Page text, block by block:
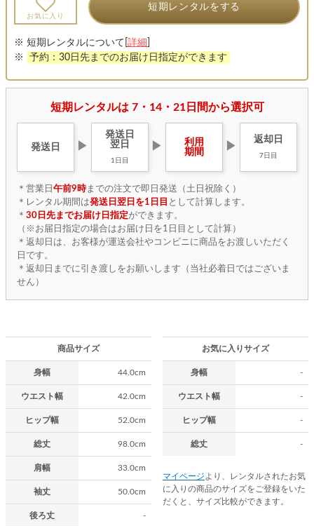
お気に入り
短期レンタルをする
※ 短期レンタルについて[ 詳細
※
予約：30日先までのお届け日指定ができます
短期レンタルは 7・14・21日間から選択可
発送日 ▶
発送日
翌日
1日目
▶
利用
期間
▶
返却日
7日目
＊営業日 午前9時までの注文で即日発送（土日祝除く）
＊レンタル期間は発送日翌日を1日目 として計算します。
＊ 30日先までお届け日指定ができます。
（※お届日指定の場合はお届け日を1日目として計算）
＊返却日は、お客様が運送会社やコンビニに商品をお渡しいただく
日です。
＊返却日までに引き渡しをお願いします（当社必着日ではございま
せん）
商品サイズ
身幅 44.0cm
ウエスト幅 42.0cm
ヒップ幅 52.0cm
総丈 98.0cm
肩幅 33.0cm
袖丈 50.0cm
後ろ丈 -
お気に入りサイズ
身幅 -
ウエスト幅 -
ヒップ幅 -
総丈 -
マイページ より、レンタルされたお気
に入りの商品のサイズをご登録をいた
だくと、サイズ比較ができます。